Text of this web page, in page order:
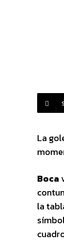
La
Boca
la